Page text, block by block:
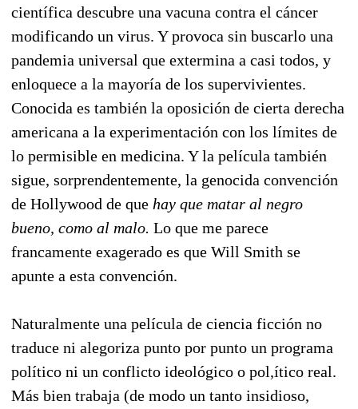
científica descubre una vacuna contra el cáncer
modificando un virus. Y provoca sin buscarlo una
pandemia universal que extermina a casi todos, y
enloquece a la mayoría de los supervivientes.
Conocida es también la oposición de cierta derecha
americana a la experimentación con los límites de
lo permisible en medicina. Y la película también
sigue, sorprendentemente, la genocida convención
de Hollywood de que hay que matar al negro
bueno, como al malo. Lo que me parece
francamente exagerado es que Will Smith se
apunte a esta convención.
Naturalmente una película de ciencia ficción no
traduce ni alegoriza punto por punto un programa
político ni un conflicto ideológico o pol,ítico real.
Más bien trabaja (de modo un tanto insidioso,